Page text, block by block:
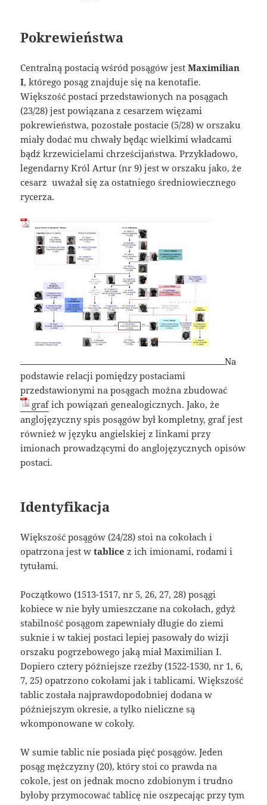
Pokrewieństwa
Centralną postacią wśród posągów jestMaximilian
I, którego posąg znajduje się na kenotafie.
Większość postaci przedstawionych na posągach
(23/28) jest powiązana z cesarzem więzami
pokrewieństwa, pozostałe postacie (5/28) w orszaku
miały dodać mu chwały będąc wielkimi władcami
bądź krzewicielami chrześcijaństwa. Przykładowo,
legendarny Król Artur (nr 9) jest w orszaku jako, że
cesarz uważał się za ostatniego średniowiecznego
rycerza.
Na
podstawie relacji pomiędzy postaciami
przedstawionymi na posągach można zbudować
grafich powiązań genealogicznych. Jako, że
anglojęzyczny spis posągów był kompletny, graf jest
również w języku angielskiej z linkami przy
imionach prowadzącymi do anglojęzycznych opisów
postaci.
Identyfikacja
Większość posągów (24/28) stoi na cokołach i
opatrzona jest wtablice z ich imionami, rodami i
tytułami.
Początkowo (1513-1517, nr 5, 26, 27, 28) posągi
kobiece w nie były umieszczane na cokołach, gdyż
stabilność posągom zapewniały długie do ziemi
suknie i w takiej postaci lepiej pasowały do wizji
orszaku pogrzebowego jaką miał Maximilian I.
Dopiero cztery późniejsze rzeźby (1522-1530, nr 1, 6,
7, 25) opatrzono cokołami jak i tablicami. Większość
tablic została najprawdopodobniej dodana w
późniejszym okresie, a tylko nieliczne są
wkomponowane w cokoły.
W sumie tablic nie posiada pięć posągów. Jeden
posąg mężczyzny (20), który stoi co prawda na
cokole, jest on jednak mocno zdobionym i trudno
byłoby przymocować tablicę nie oszpecając przy tym